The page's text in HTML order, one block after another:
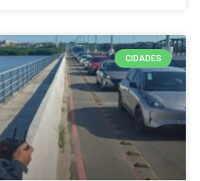
CIDADES